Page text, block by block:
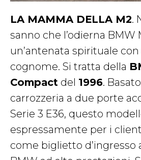
LA MAMMA DELLA M2.
sanno che l’odierna BMW
un’antenata spirituale
cognome. Si tratta della
Compact del 1996.
carrozzeria a due porte
Serie 3 E36, questo
espressamente per i
come biglietto d’ingresso